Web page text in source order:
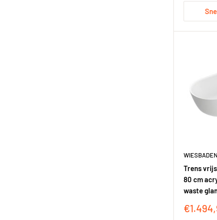
WIESBADEN
Trens
80 cm
waste